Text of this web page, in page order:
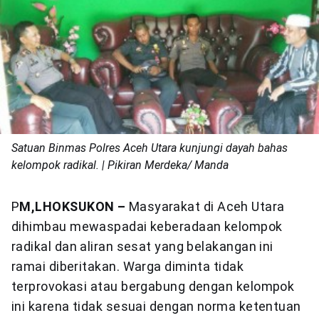
Satuan Binmas Polres Aceh Utara kunjungi dayah bahas
kelompok radikal. | Pikiran Merdeka/ Manda
PM,LHOKSUKON – Masyarakat di Aceh Utara
dihimbau mewaspadai keberadaan kelompok
radikal dan aliran sesat yang belakangan ini
ramai diberitakan. Warga diminta tidak
terprovokasi atau bergabung dengan kelompok
ini karena tidak sesuai dengan norma ketentuan